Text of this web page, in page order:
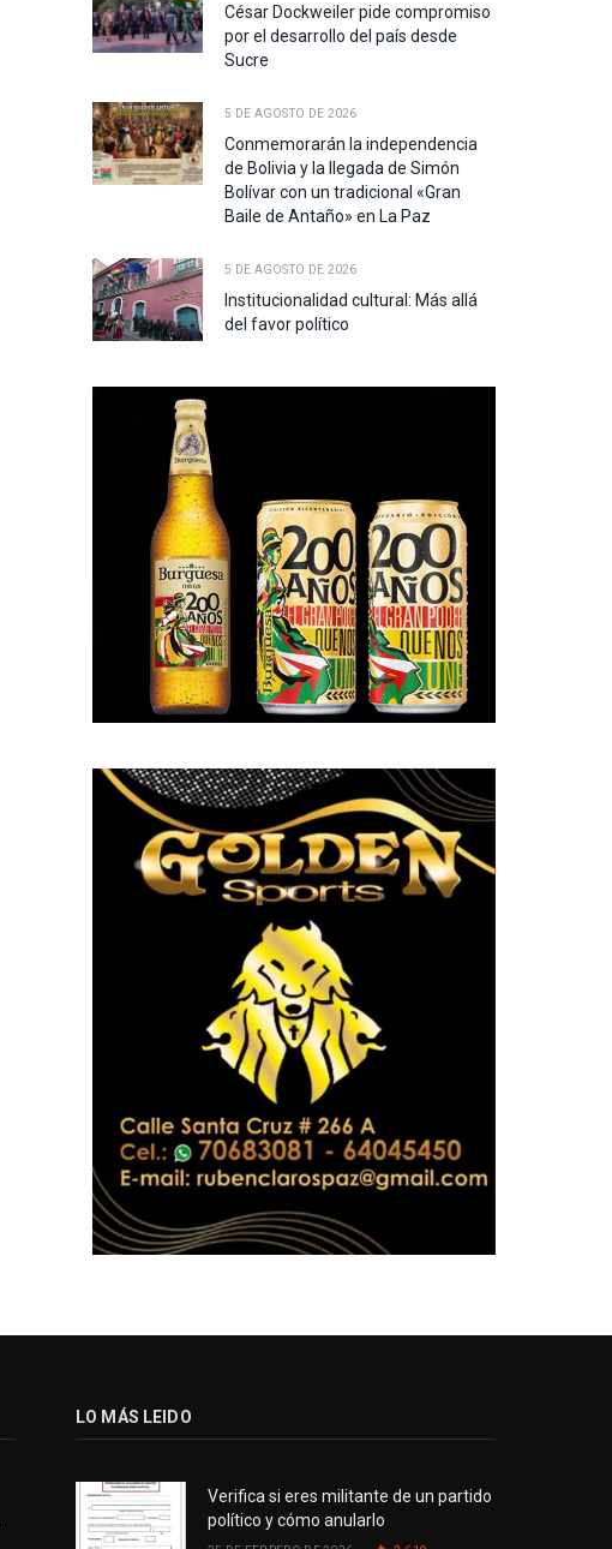
César Dockweiler pide compromiso
por el desarrollo del país desde
Sucre
5 DE AGOSTO DE 2026
Conmemorarán la independencia
de Bolivia y la llegada de Simón
Bolívar con un tradicional «Gran
Baile de Antaño» en La Paz
5 DE AGOSTO DE 2026
Institucionalidad cultural: Más allá
del favor político
LO MÁS LEIDO
Verifica si eres militante de un partido
político y cómo anularlo